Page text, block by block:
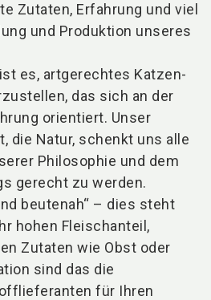
Zutaten, Erfahrung und viel
und Produktion unseres
es, artgerechtes Katzen-
das sich an der
orientiert. Unser
die Natur, schenkt uns alle
Philosophie und dem
gerecht zu werden.
beutenah“ – dies steht
hohen Fleischanteil,
Zutaten wie Obst oder
sind das die
für Ihren